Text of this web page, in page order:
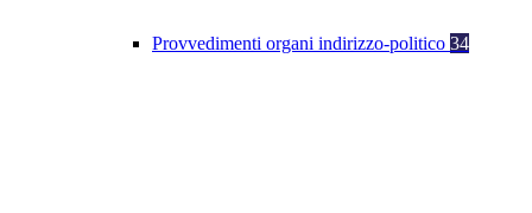
Provvedimenti organi indirizzo-politico 34